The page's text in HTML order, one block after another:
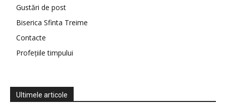
Gustări de post
Biserica Sfinta Treime
Contacte
Profețiile timpului
Ultimele articole